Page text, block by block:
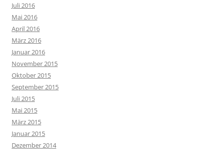
Juli 2016
Mai 2016
April 2016
März 2016
Januar 2016
November 2015
Oktober 2015
September 2015
Juli 2015
Mai 2015
März 2015
Januar 2015
Dezember 2014